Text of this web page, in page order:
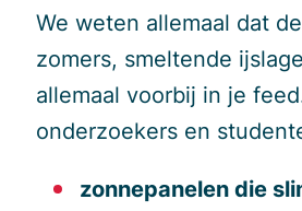
We weten allemaal dat
zomers, smeltende
allemaal voorbij in je
onderzoekers en
zonnepanelen die